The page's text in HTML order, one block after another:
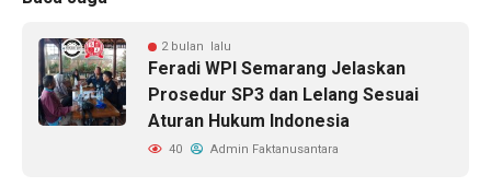
2 bulan lalu
Feradi WPI Semarang Jelaskan
Prosedur SP3 dan Lelang Sesuai
Aturan Hukum Indonesia
40 Admin Faktanusantara